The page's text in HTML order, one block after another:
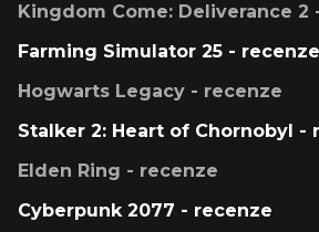
Kingdom Come: Deliverance 2
Farming Simulator 25 - recenze
Hogwarts Legacy - recenze
Stalker 2: Heart of Chornobyl -
Elden Ring - recenze
Cyberpunk 2077 - recenze